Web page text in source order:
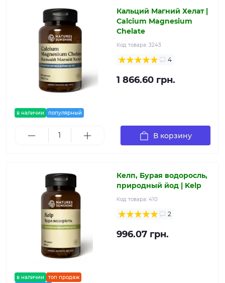
в наличии популярный
Кальций Магний Хелат |
Calcium Magnesium
Chelate
Код товара: 3243
4
1 866.60 грн.
В корзину
в наличии
топ продаж
Келп, Бурая водоросль,
природный йод | Kelp
Код товара: 410
2
996.07 грн.